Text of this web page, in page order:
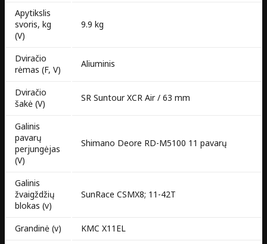
Apytikslis
svoris, kg
(V)
9.9 kg
Dviračio
rėmas (F, V)
Aliuminis
Dviračio
šakė (V)
SR Suntour XCR Air / 63 mm
Galinis
pavarų
perjungėjas
(V)
Shimano Deore RD-M5100 11 pavarų
Galinis
žvaigždžių
blokas (v)
SunRace CSMX8; 11-42T
Grandinė (v)
KMC X11EL